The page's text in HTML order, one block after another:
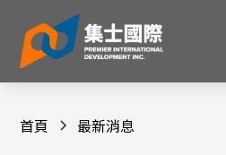
首頁 最新消息